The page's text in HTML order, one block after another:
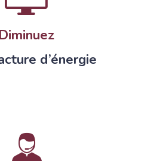
Diminuez
d’énergie